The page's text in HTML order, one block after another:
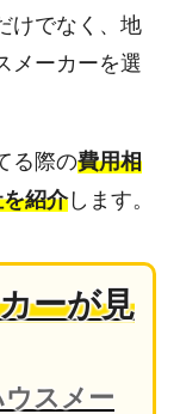
けでなく、地
メーカーを選
る際の費用相
紹介します。
ーが見
スメー